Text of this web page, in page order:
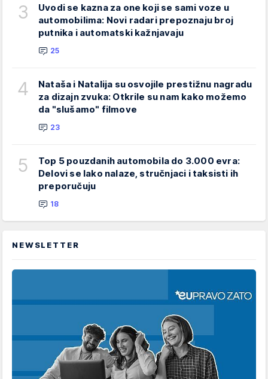
3
Uvodi se kazna za one koji se sami voze u
automobilima: Novi radari prepoznaju broj
putnika i automatski kažnjavaju
25
4
Nataša i Natalija su osvojile prestižnu nagradu
za dizajn zvuka: Otkrile su nam kako možemo
da "slušamo" filmove
23
5
Top 5 pouzdanih automobila do 3.000 evra:
Delovi se lako nalaze, stručnjaci i taksisti ih
preporučuju
18
NEWSLETTER